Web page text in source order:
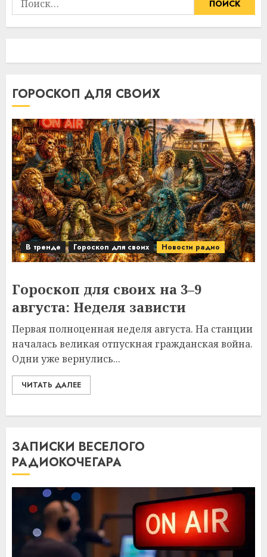
ГОРОСКОП ДЛЯ СВОИХ
В тренде Гороскоп для своих Новости радио
Гороскоп для своих на 3–9
августа: Неделя зависти
Первая полноценная неделя августа. На станции
началась великая отпускная гражданская война.
Одни уже вернулись...
ЧИТАТЬ ДАЛЕЕ
ЗАПИСКИ ВЕСЕЛОГО
РАДИОКОЧЕГАРА